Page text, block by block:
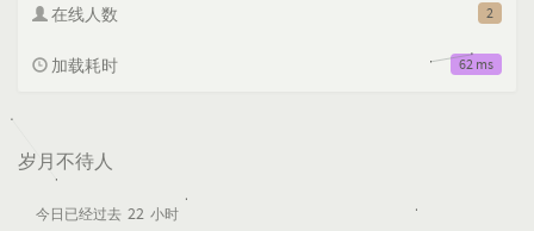
2
在线人数
62 ms
加载耗时
岁月不待人
今日已经过去 22 小时